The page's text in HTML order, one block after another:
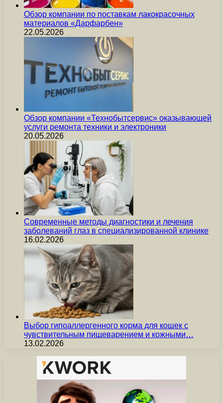
Обзор компании по поставкам лакокрасочных
материалов «Дарфарбен»
22.05.2026
Обзор компании «Технобытсервис» оказывающей
услуги ремонта техники и электроники
20.05.2026
Современные методы диагностики и лечения
заболеваний глаз в специализированной клинике
16.02.2026
Выбор гипоаллергенного корма для кошек с
чувствительным пищеварением и кожными…
13.02.2026